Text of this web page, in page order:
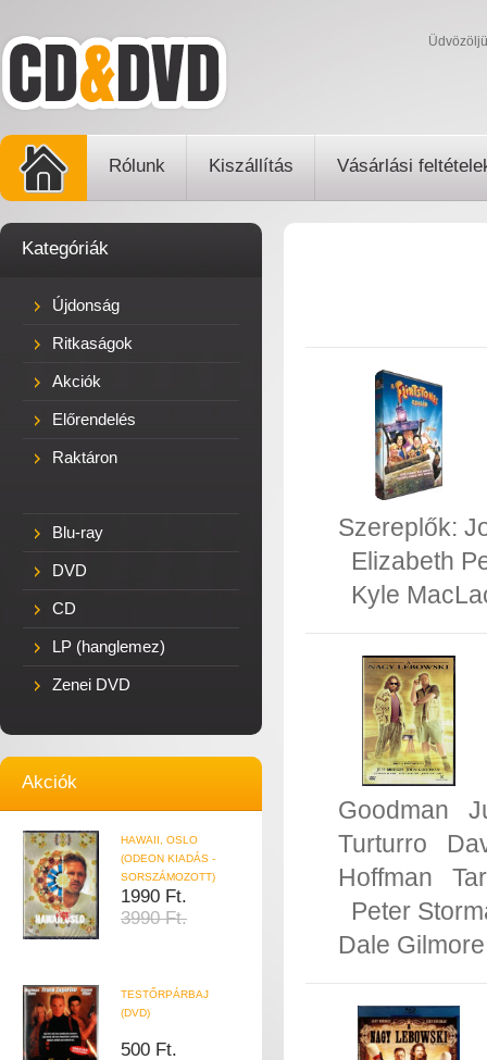
Rólunk Kiszállítás Vásárlási
Kategóriák
Újdonság
Ritkaságok
Akciók
Előrendelés
Raktáron
Blu-ray
DVD
CD
LP (hanglemez)
Zenei DVD
Akciók
HAWAII, OSLO
(ODEON KIADÁS -
SORSZÁMOZOTT)
1990 Ft.
3990 Ft.
TESTŐRPÁRBAJ
(DVD)
500 Ft.
Szereplők:
Elizabeth
Kyle
Goodman
Turturro
Hoffman
Peter
Dale Gilmore